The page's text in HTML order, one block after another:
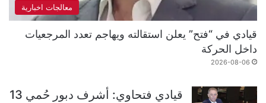
معالجات اخبارية
قيادي في “فتح” يعلن استقالته ويهاجم تعدد المرجعيات
داخل الحركة
2026-08-06
قيادي فتحاوي: أشرف دبور حُمي 13